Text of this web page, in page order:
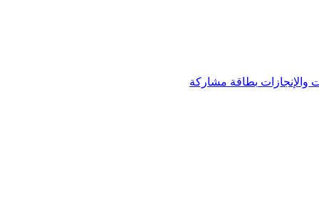
والإنجازات بطاقة مشاركة